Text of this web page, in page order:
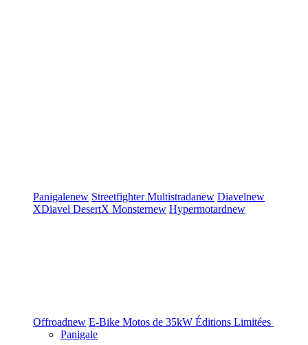
Panigalenew StreetfighterMultistradanew Diavelnew
XDiavel DesertX Monsternew Hypermotardnew
Offroadnew E-Bike Motos de 35kW Éditions Limitées
Panigale